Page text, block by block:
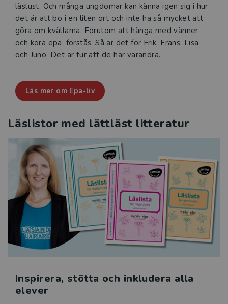
läslust. Och många ungdomar kan känna igen sig i hur
det är att bo i en liten ort och inte ha så mycket att
göra om kvällarna. Förutom att hänga med vänner
och köra epa, förstås. Så är det för Erik, Frans, Lisa
och Juno. Det är tur att de har varandra.
Läs mer om Epa-liv
Läslistor med lättläst litteratur
Inspirera, stötta och inkludera alla
elever